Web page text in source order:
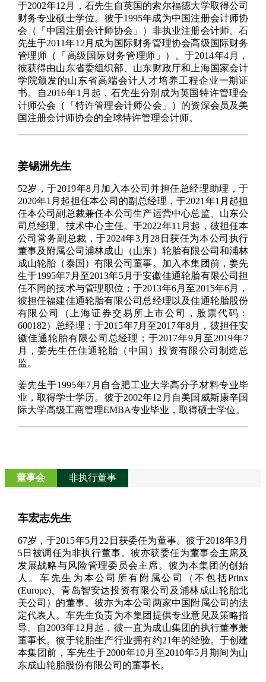
于2002年12月，石先生自英国的索尔福德大学取得公司
财务专业硕士学位。彼于1995年成为中国注册会计师协
会（「中国注册会计师协会」）非执业注册会计师。石
先生于2011年12月成为国际财务管理协会高级国际财务
管理师（「高级国际财务管理师」）。于2014年4月，
彼获得由山东省委组织部、山东财政厅和上海国家会计
学院颁发的山东省高端会计人才培养工程企业一期证
书。自2016年1月起，石先生分别成为英国特许管理会
计师公会（「特许管理会计师公会」）的资深会员及美
国注册会计师协会的全球特许管理会计师。
姜锡洲先生
52岁，于2019年8月加入本公司并担任总经理助理，于
2020年1月起担任本公司的副总经理，于2021年1月起担
任本公司副总裁兼任本公司生产运营中心总监、山东公
司总经理、技术中心主任。于2022年11月起，彼担任本
公司常务副总裁，于2024年3月28日获任为本公司执行
董事及附属公司浦林成山（山东）轮胎有限公司和浦林
成山轮胎（泰国）有限公司董事。加入本集团前，姜先
生于1995年7月至2013年5月于安徽佳通轮胎有限公司担
任不同的技术与管理职位；于2013年6月至2015年6月，
彼担任福建佳通轮胎有限公司总经理以及佳通轮胎股份
有限公司（上海证券交易所上市公司，股票代码：
600182）总经理；于2015年7月至2017年8月，彼担任安
徽佳通轮胎有限公司总经理；于2017年9月至2019年7
月，姜先生任佳通轮胎（中国）投资有限公司制造总
监。
姜先生于1995年7月自合肥工业大学高分子材料专业毕
业，取得学士学历。彼于2002年12月自美国威斯康辛国
际大学高级工商管理EMBA专业毕业，取得硕士学位。
董事会 非执行董事
车宏志先生
67岁，于2015年5月22日获委任为董事。彼于2018年3月
5日被调任为非执行董事。彼亦获委任为董事会主席及
发展战略与风险管理委员会主席。彼为本集团的创始
人。车先生为本公司所有附属公司（不包括Prinx
(Europe)、青岛智安达投资有限公司及浦林成山轮胎北
美公司）的董事。彼亦为本公司两家中国附属公司的法
定代表人。车先生负责为本集团提供专业意见及策略指
导。自2003年12月起，彼一直为成山集团的执行董事兼
董事长。彼于轮胎生产行业拥有约21年的经验。于创建
本集团前，车先生于2000年10月至2010年5月期间为山
东成山轮胎股份有限公司的董事长。